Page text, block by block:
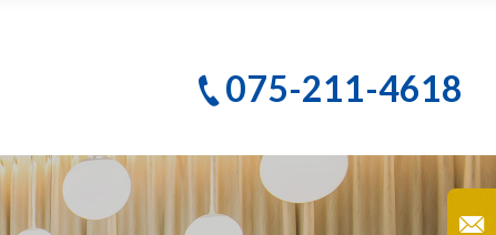
075-211-4618
大人のための予防歯科